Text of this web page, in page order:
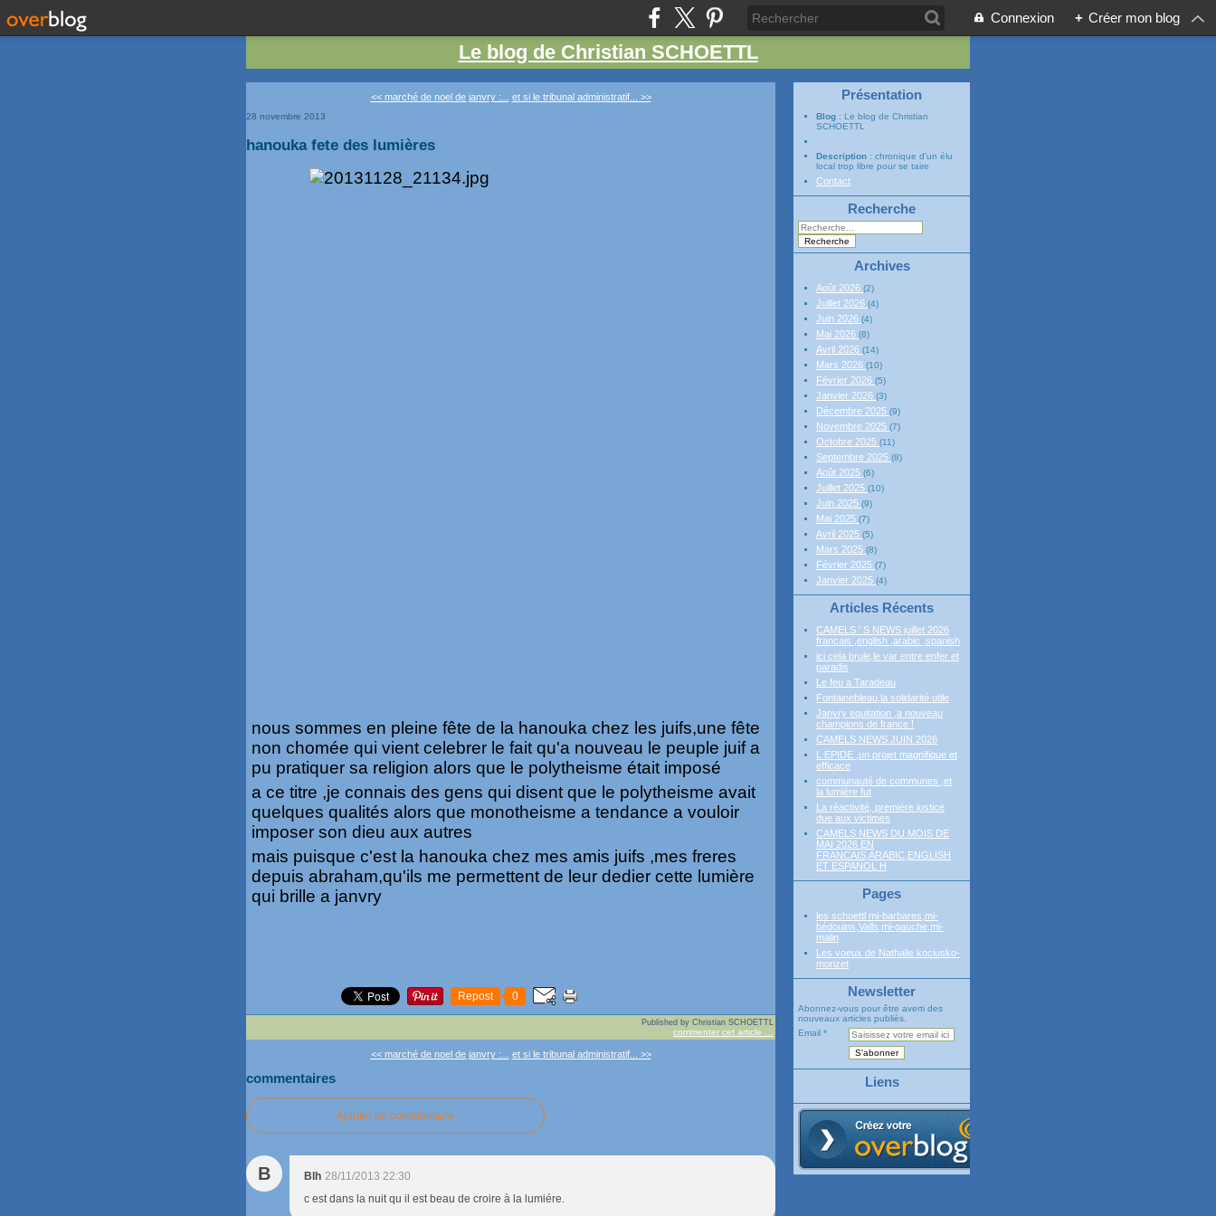
Connexion + Créer mon blog
Le blog de Christian SCHOETTL
<< marché de noel de janvry :... et si le tribunal administratif... >>
28 novembre 2013
hanouka fete des lumières
nous sommes en pleine fête de la hanouka chez les juifs,une fête
non chomée qui vient celebrer le fait qu'a nouveau le peuple juif a
pu pratiquer sa religion alors que le polytheisme était imposé
a ce titre ,je connais des gens qui disent que le polytheisme avait
quelques qualités alors que monotheisme a tendance a vouloir
imposer son dieu aux autres
mais puisque c'est la hanouka chez mes amis juifs ,mes freres
depuis abraham,qu'ils me permettent de leur dedier cette lumière
qui brille a janvry
Repost 0
Published by Christian SCHOETTL
commenter cet article
<< marché de noel de janvry :... et si le tribunal administratif... >>
commentaires
Ajouter un commentaire
B Blh 28/11/2013 22:30
c est dans la nuit qu il est beau de croire à la lumiére.
Présentation
Blog : Le blog de Christian
SCHOETTL
Description : chronique d'un élu
local trop libre pour se taire
Contact
Recherche
Archives
Août 2026 (2)
Juillet 2026 (4)
Juin 2026 (4)
Mai 2026 (8)
Avril 2026 (14)
Mars 2026 (10)
Février 2026 (5)
Janvier 2026 (3)
Décembre 2025 (9)
Novembre 2025 (7)
Octobre 2025 (11)
Septembre 2025 (8)
Août 2025 (6)
Juillet 2025 (10)
Juin 2025 (9)
Mai 2025 (7)
Avril 2025 (5)
Mars 2025 (8)
Février 2025 (7)
Janvier 2025 (4)
Articles Récents
CAMELS ' S NEWS juillet 2026
francais ,english ,arabic ,spanish
ici cela brule,le var entre enfer et
paradis
Le feu a Taradeau
Fontainebleau,la solidarité utile
Janvry equitation ,a nouveau
champions de france !
CAMELS NEWS JUIN 2026
L EPIDE ,un projet magnifique et
efficace
communauté de communes ,et
la lumière fut
La réactivité, première justice
due aux victimes
CAMELS NEWS DU MOIS DE
MAI 2026 EN
FRANCAIS,ARABIC,ENGLISH
ET ESPANOL H
Pages
les schoettl mi-barbares,mi-
bédouins,Valls,mi-gauche,mi-
malin
Les voeux de Nathalie kociusko-
morizet
Newsletter
Abonnez-vous pour être averti des
nouveaux articles publiés.
Email
Liens